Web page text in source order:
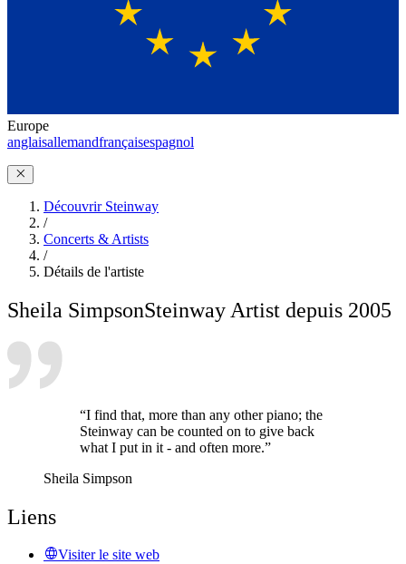
Europe
anglaisallemandfrançaisespagnol
Découvrir Steinway
/
Concerts & Artists
/
Détails de l'artiste
Sheila SimpsonSteinway Artist depuis 2005
“I find that, more than any other piano; the
Steinway can be counted on to give back
what I put in it - and often more.”
Sheila Simpson
Liens
Visiter le site web